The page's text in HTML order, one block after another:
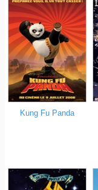
Kung Fu Panda